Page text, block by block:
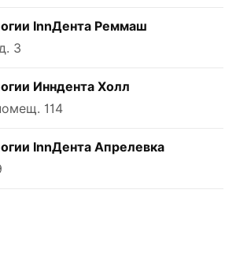
InnДента Реммаш
3
Инндента Холл
114
InnДента Апрелевка